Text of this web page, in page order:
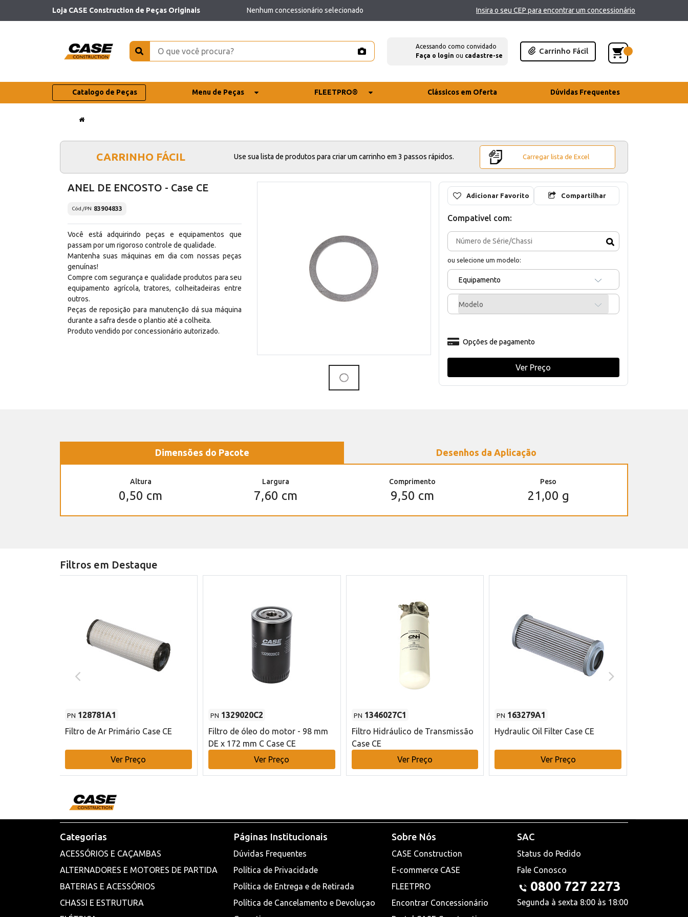
Loja CASE Construction de Peças Originais Nenhum concessionário selecionado Insira o seu CEP para encontrar um concessionário
Acessando como convidado
Faça o login ou cadastre-se
Carrinho Fácil
Catalogo de Peças Menu de Peças FLEETPRO® Clássicos em Oferta Dúvidas Frequentes
CARRINHO FÁCIL Use sua lista de produtos para criar um carrinho em 3 passos rápidos. Carregar lista de Excel
ANEL DE ENCOSTO - Case CE
Cód./PN 83904833
Você está adquirindo peças e equipamentos que
passam por um rigoroso controle de qualidade.
Mantenha suas máquinas em dia com nossas peças
genuínas!
Compre com segurança e qualidade produtos para seu
equipamento agrícola, tratores, colheitadeiras entre
outros.
Peças de reposição para manutenção dá sua máquina
durante a safra desde o plantio até a colheita.
Produto vendido por concessionário autorizado.
Adicionar Favorito Compartilhar
Compativel com:
ou selecione um modelo:
Equipamento
Modelo
Opções de pagamento
Ver Preço
Dimensões do Pacote Desenhos da Aplicação
Altura
0,50 cm
Largura
7,60 cm
Comprimento
9,50 cm
Peso
21,00 g
Filtros em Destaque
PN 128781A1
Filtro de Ar Primário Case CE
Ver Preço
PN 1329020C2
Filtro de óleo do motor - 98 mm
DE x 172 mm C Case CE
Ver Preço
PN 1346027C1
Filtro Hidráulico de Transmissão
Case CE
Ver Preço
PN 163279A1
Hydraulic Oil Filter Case CE
Ver Preço
Categorias
ACESSÓRIOS E CAÇAMBAS
ALTERNADORES E MOTORES DE PARTIDA
BATERIAS E ACESSÓRIOS
CHASSI E ESTRUTURA
Páginas Institucionais
Dúvidas Frequentes
Política de Privacidade
Política de Entrega e de Retirada
Política de Cancelamento e Devoluçao
Sobre Nós
CASE Construction
E-commerce CASE
FLEETPRO
Encontrar Concessionário
SAC
Status do Pedido
Fale Conosco
0800 727 2273
Segunda à sexta 8:00 às 18:00